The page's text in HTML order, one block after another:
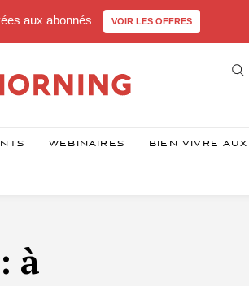
aux abonnés VOIR LES OFFRES
WEBINAIRES BIEN VIVRE
à